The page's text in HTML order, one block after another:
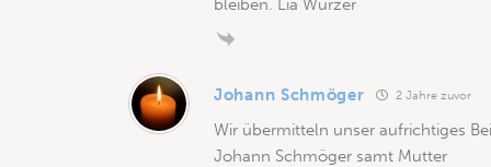
bleiben. Lia Wurzer
Johann Schmöger 2 Jahre zuvor
Wir übermitteln unser aufrichtiges
Johann Schmöger samt Mutter